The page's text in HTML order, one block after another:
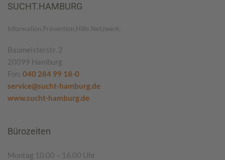
SUCHT.HAMBURG
Information.Prävention.Hilfe.Netzwerk.
Baumeisterstr. 2
20099 Hamburg
Fon: 040 284 99 18-0
service@sucht-hamburg.de
www.sucht-hamburg.de
Bürozeiten
Montag 10.00 – 16.00 Uhr